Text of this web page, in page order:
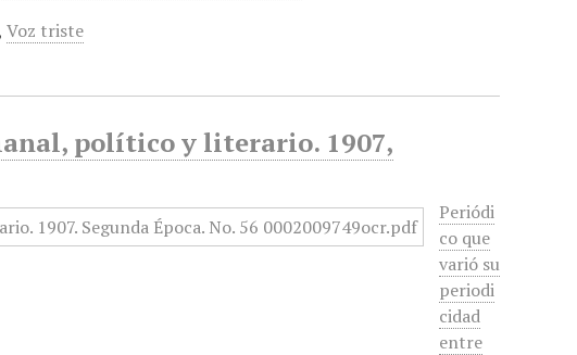
Voz triste
político y literario. 1907,
Periódi
co que
varió su
periodi
cidad
entre